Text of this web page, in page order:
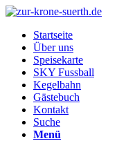
Startseite
Über uns
Speisekarte
SKY Fussball
Kegelbahn
Gästebuch
Kontakt
Suche
Menü